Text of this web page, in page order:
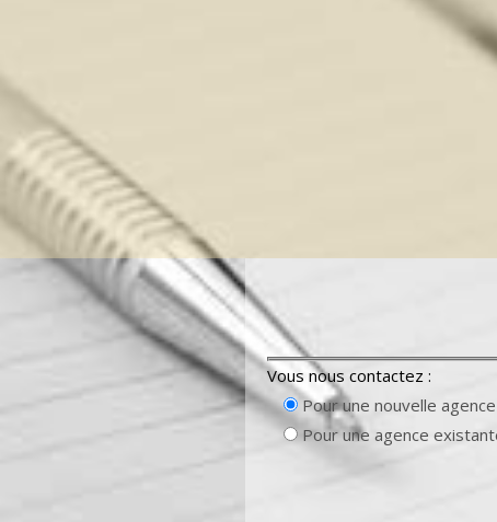
Vous nous contactez :
Pour une nouvelle agence
Pour une agence